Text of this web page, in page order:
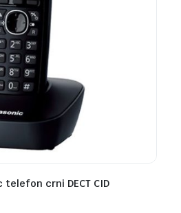
telefon crni DECT CID